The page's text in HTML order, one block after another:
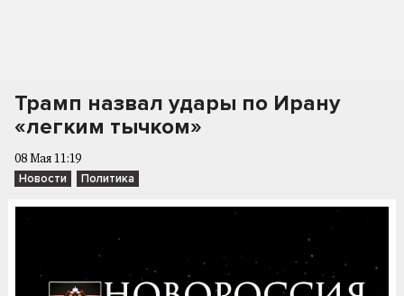
Трамп назвал удары по Ирану
«легким тычком»
08 Мая 11:19
Новости Политика